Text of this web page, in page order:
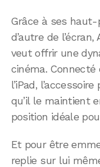
Grâce à ses
d’autre de l’écran,
veut offrir une
cinéma.
l’iPad,
qu’il le maintient
position idéale
Et pour être
replie sur lui